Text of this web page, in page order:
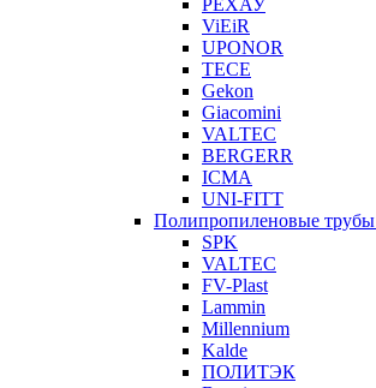
РЕХАУ
ViEiR
UPONOR
TECE
Gekon
Giacomini
VALTEC
BERGERR
ICMA
UNI-FITT
Полипропиленовые трубы
SPK
VALTEC
FV-Plast
Lammin
Millennium
Kalde
ПОЛИТЭК